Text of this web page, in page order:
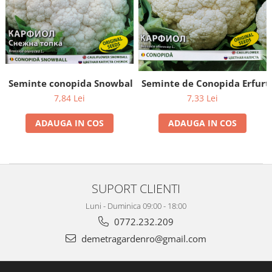
Semințe de Gogoșari
Semințe de Gulii
Semințe de Mazăre
Semințe de Pepeni
Semințe de Porumb
Semințe de Praz
Semințe de Varză
Semințe de Vinete
Seminte conopida Snowball- 2 g
7,84 Lei
ADAUGA IN COS
Seminte de Conopida Erfurt
7,33 Lei
ADAUGA IN COS
SUPORT CLIENTI
Luni - Duminica 09:00 - 18:00
0772.232.209
demetragardenro@gmail.com